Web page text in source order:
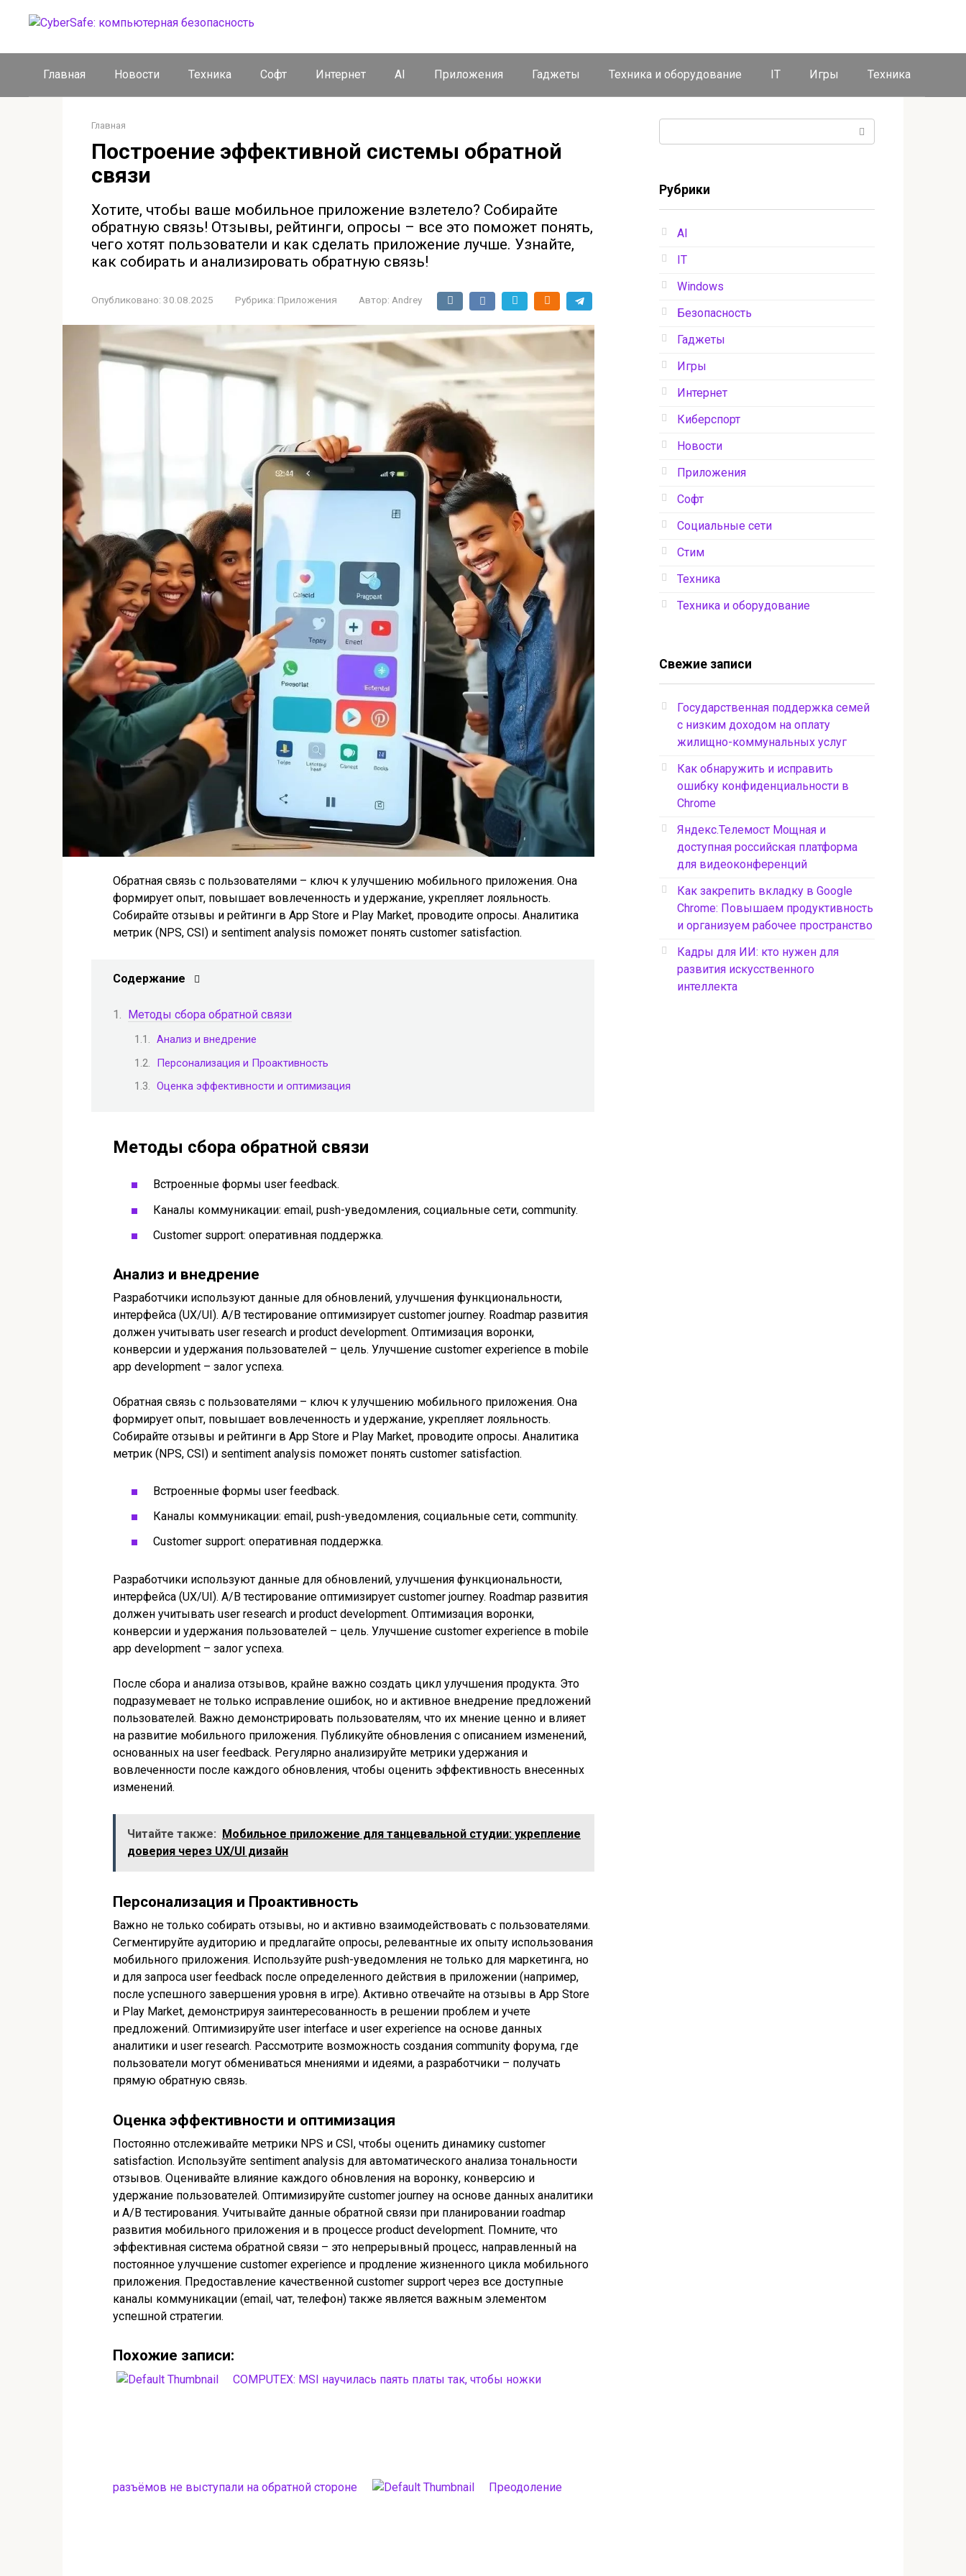
Главная Новости Техника Софт Интернет AI Приложения Гаджеты Техника и оборудование IT Игры Техника
Главная
Построение эффективной системы обратной
связи
Хотите, чтобы ваше мобильное приложение взлетело? Собирайте
обратную связь! Отзывы, рейтинги, опросы – все это поможет понять,
чего хотят пользователи и как сделать приложение лучше. Узнайте,
как собирать и анализировать обратную связь!
Опубликовано: 30.08.2025 Рубрика: Приложения Автор: Andrey
Обратная связь с пользователями – ключ к улучшению мобильного приложения. Она
формирует опыт, повышает вовлеченность и удержание, укрепляет лояльность.
Собирайте отзывы и рейтинги в App Store и Play Market, проводите опросы. Аналитика
метрик (NPS, CSI) и sentiment analysis поможет понять customer satisfaction.
Содержание
Методы сбора обратной связи
Анализ и внедрение
Персонализация и Проактивность
Оценка эффективности и оптимизация
Методы сбора обратной связи
Встроенные формы user feedback.
Каналы коммуникации: email, push-уведомления, социальные сети, community.
Customer support: оперативная поддержка.
Анализ и внедрение
Разработчики используют данные для обновлений, улучшения функциональности,
интерфейса (UX/UI). A/B тестирование оптимизирует customer journey. Roadmap развития
должен учитывать user research и product development. Оптимизация воронки,
конверсии и удержания пользователей – цель. Улучшение customer experience в mobile
app development – залог успеха.
Обратная связь с пользователями – ключ к улучшению мобильного приложения. Она
формирует опыт, повышает вовлеченность и удержание, укрепляет лояльность.
Собирайте отзывы и рейтинги в App Store и Play Market, проводите опросы. Аналитика
метрик (NPS, CSI) и sentiment analysis поможет понять customer satisfaction.
Встроенные формы user feedback.
Каналы коммуникации: email, push-уведомления, социальные сети, community.
Customer support: оперативная поддержка.
Разработчики используют данные для обновлений, улучшения функциональности,
интерфейса (UX/UI). A/B тестирование оптимизирует customer journey. Roadmap развития
должен учитывать user research и product development. Оптимизация воронки,
конверсии и удержания пользователей – цель. Улучшение customer experience в mobile
app development – залог успеха.
После сбора и анализа отзывов, крайне важно создать цикл улучшения продукта. Это
подразумевает не только исправление ошибок, но и активное внедрение предложений
пользователей. Важно демонстрировать пользователям, что их мнение ценно и влияет
на развитие мобильного приложения. Публикуйте обновления с описанием изменений,
основанных на user feedback. Регулярно анализируйте метрики удержания и
вовлеченности после каждого обновления, чтобы оценить эффективность внесенных
изменений.
Читайте также: Мобильное приложение для танцевальной студии: укрепление
доверия через UX/UI дизайн
Персонализация и Проактивность
Важно не только собирать отзывы, но и активно взаимодействовать с пользователями.
Сегментируйте аудиторию и предлагайте опросы, релевантные их опыту использования
мобильного приложения. Используйте push-уведомления не только для маркетинга, но
и для запроса user feedback после определенного действия в приложении (например,
после успешного завершения уровня в игре). Активно отвечайте на отзывы в App Store
и Play Market, демонстрируя заинтересованность в решении проблем и учете
предложений. Оптимизируйте user interface и user experience на основе данных
аналитики и user research. Рассмотрите возможность создания community форума, где
пользователи могут обмениваться мнениями и идеями, а разработчики – получать
прямую обратную связь.
Оценка эффективности и оптимизация
Постоянно отслеживайте метрики NPS и CSI, чтобы оценить динамику customer
satisfaction. Используйте sentiment analysis для автоматического анализа тональности
отзывов. Оценивайте влияние каждого обновления на воронку, конверсию и
удержание пользователей. Оптимизируйте customer journey на основе данных аналитики
и A/B тестирования. Учитывайте данные обратной связи при планировании roadmap
развития мобильного приложения и в процессе product development. Помните, что
эффективная система обратной связи – это непрерывный процесс, направленный на
постоянное улучшение customer experience и продление жизненного цикла мобильного
приложения. Предоставление качественной customer support через все доступные
каналы коммуникации (email, чат, телефон) также является важным элементом
успешной стратегии.
Похожие записи:
COMPUTEX: MSI научилась паять платы так, чтобы ножки
разъёмов не выступали на обратной стороне Преодоление
Рубрики
AI
IT
Windows
Безопасность
Гаджеты
Игры
Интернет
Киберспорт
Новости
Приложения
Софт
Социальные сети
Стим
Техника
Техника и оборудование
Свежие записи
Государственная поддержка семей
с низким доходом на оплату
жилищно-коммунальных услуг
Как обнаружить и исправить
ошибку конфиденциальности в
Chrome
Яндекс.Телемост Мощная и
доступная российская платформа
для видеоконференций
Как закрепить вкладку в Google
Chrome: Повышаем продуктивность
и организуем рабочее пространство
Кадры для ИИ: кто нужен для
развития искусственного
интеллекта